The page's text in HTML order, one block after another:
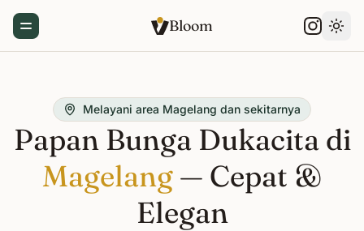
Toggle Menu Bloom
Melayani area Magelang dan sekitarnya
Papan Bunga Dukacita di
Magelang — Cepat &
Elegan